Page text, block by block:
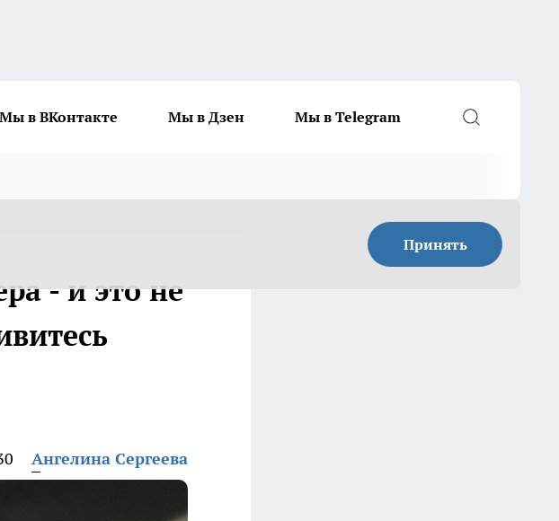
Мы в ВКонтакте Мы в Дзен Мы в Telegram
Принять
- и это не
Ангелина Сергеева